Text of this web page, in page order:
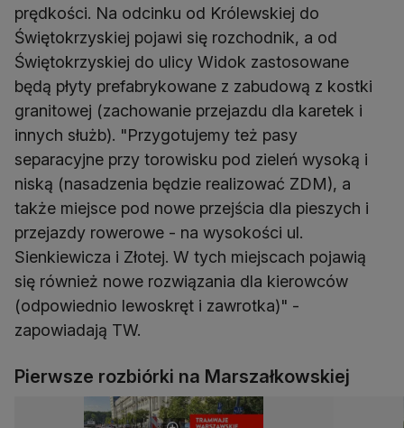
prędkości. Na odcinku od Królewskiej do
Świętokrzyskiej pojawi się rozchodnik, a od
Świętokrzyskiej do ulicy Widok zastosowane
będą płyty prefabrykowane z zabudową z kostki
granitowej (zachowanie przejazdu dla karetek i
innych służb). "Przygotujemy też pasy
separacyjne przy torowisku pod zieleń wysoką i
niską (nasadzenia będzie realizować ZDM), a
także miejsce pod nowe przejścia dla pieszych i
przejazdy rowerowe - na wysokości ul.
Sienkiewicza i Złotej. W tych miejscach pojawią
się również nowe rozwiązania dla kierowców
(odpowiednio lewoskręt i zawrotka)" -
zapowiadają TW.
Pierwsze rozbiórki na Marszałkowskiej